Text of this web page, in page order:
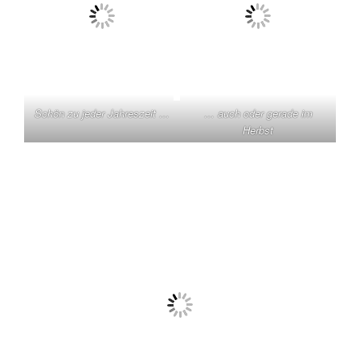
Schön zu jeder Jahreszeit …
… auch oder gerade im
Herbst